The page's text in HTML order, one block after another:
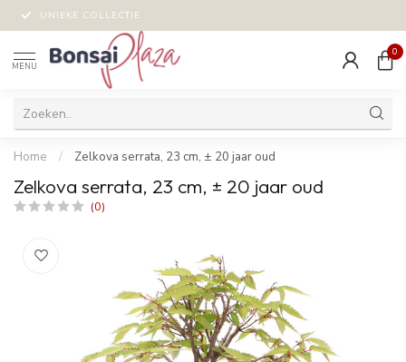
UNIEKE COLLECTIE
MENU
0
Home / Zelkova serrata, 23 cm, ± 20 jaar oud
Zelkova serrata, 23 cm, ± 20 jaar oud
(0)